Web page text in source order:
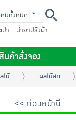
มู่ทั้งหมด
ป๋า
น้ำยาปรับผ้า
สินค้าสั่งจอง
ไม้ ผลไม้สด
<< ก่อนหน้านี้